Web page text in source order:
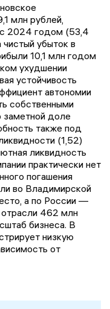
млн рублей,
с 2024 годом (53,4
убыток в
10,1 млн годом
ухудшении
устойчивость
автономии
собственными
доле
также под
(1,52)
ликвидность
практически нет
погашения
во Владимирской
а по России —
462 млн
бизнеса. В
низкую
от